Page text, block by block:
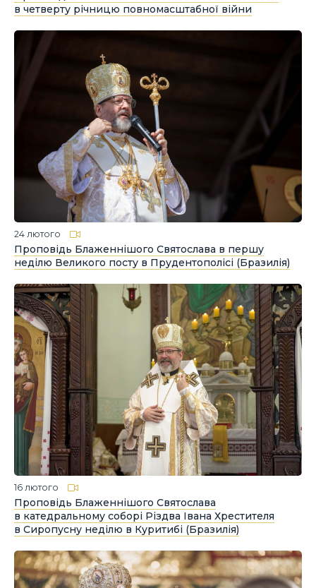
в четверту річницю повномасштабної війни
24 лютого
Проповідь Блаженнішого Святослава в першу
неділю Великого посту в Прудентополісі (Бразилія)
16 лютого
Проповідь Блаженнішого Святослава
в катедральному соборі Різдва Івана Хрестителя
в Сиропусну неділю в Куритибі (Бразилія)